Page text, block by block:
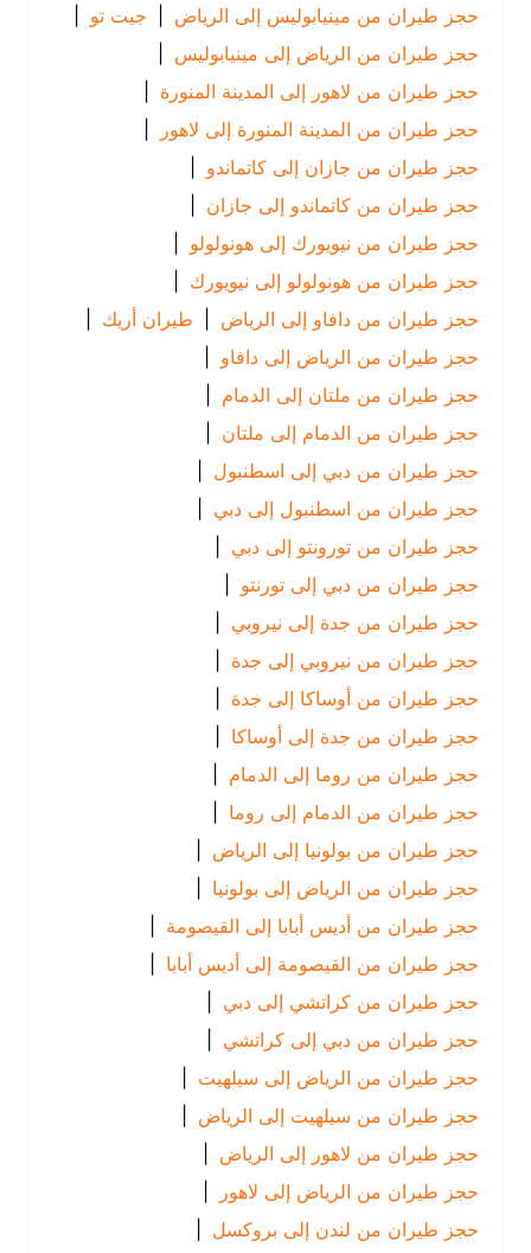
حجز طيران من مينيابوليس إلى الرياض
| جيت تو |
حجز طيران من الرياض إلى مينيابوليس |
حجز طيران من لاهور إلى المدينة المنورة |
حجز طيران من المدينة المنورة إلى لاهور |
حجز طيران من جازان إلى كاتماندو |
حجز طيران من كاتماندو إلى جازان
|
حجز طيران من نيويورك إلى هونولولو |
حجز طيران من هونولولو إلى نيويورك |
حجز طيران من دافاو إلى الرياض
| طيران أريك
|
حجز طيران من الرياض إلى دافاو
|
حجز طيران من ملتان إلى الدمام
|
حجز طيران من الدمام إلى ملتان |
حجز طيران من دبي إلى اسطنبول |
حجز طيران من اسطنبول إلى دبي |
حجز طيران من تورونتو إلى دبي |
حجز طيران من دبي إلى تورنتو |
حجز طيران من جدة إلى نيروبي |
حجز طيران من نيروبي إلى جدة
حجز طيران من أوساكا إلى جدة
حجز طيران من جدة إلى أوساكا |
حجز طيران من روما إلى الدمام
|
حجز طيران من الدمام إلى روما
|
حجز طيران من بولونيا إلى الرياض
|
حجز طيران من الرياض إلى بولونيا
|
حجز طيران من أديس أبابا إلى القيصومة |
حجز طيران من القيصومة إلى أديس أبابا |
حجز طيران من كراتشي إلى دبي |
حجز طيران من دبي إلى كراتشي |
حجز طيران من الرياض إلى سيلهيت |
حجز طيران من سيلهيت إلى الرياض
|
حجز طيران من لاهور إلى الرياض
|
حجز طيران من الرياض إلى لاهور |
حجز طيران من لندن إلى بروكسل |